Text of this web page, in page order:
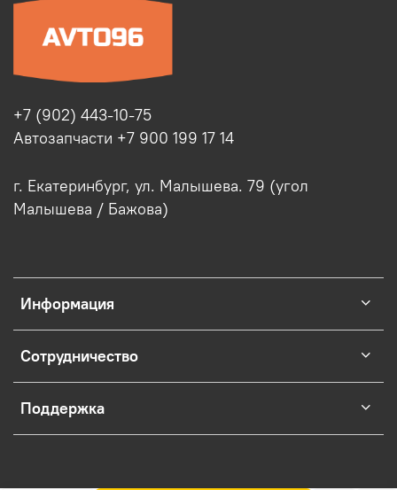
Информация
Сотрудничество
Поддержка
+7 (902) 443-10-75
Автозапчасти +7 900 199 17 14
г. Екатеринбург, ул. Малышева. 79 (угол
Малышева / Бажова)